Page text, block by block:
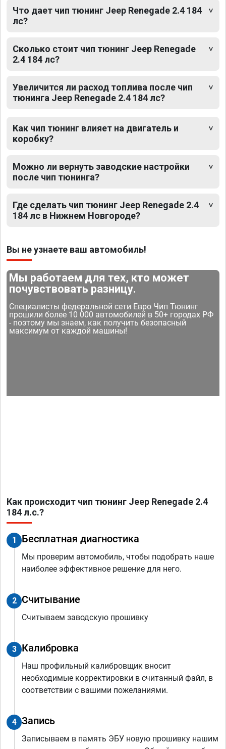
Что дает чип тюнинг Jeep Renegade 2.4 184
лс?
Сколько стоит чип тюнинг Jeep Renegade
2.4 184 лс?
Увеличится ли расход топлива после чип
тюнинга Jeep Renegade 2.4 184 лс?
Как чип тюнинг влияет на двигатель и
коробку?
Можно ли вернуть заводские настройки
после чип тюнинга?
Где сделать чип тюнинг Jeep Renegade 2.4
184 лс в Нижнем Новгороде?
Вы не узнаете ваш автомобиль!
Мы работаем для тех, кто может
почувствовать разницу.
Специалисты федеральной сети Евро Чип Тюнинг
прошили более 10 000 автомобилей в 50+ городах РФ
- поэтому мы знаем, как получить безопасный
максимум от каждой машины!
Как происходит чип тюнинг Jeep Renegade 2.4
184 л.с.?
1 Бесплатная диагностика
Мы проверим автомобиль, чтобы подобрать наше
наиболее эффективное решение для него.
2 Считывание
Считываем заводскую прошивку
3 Калибровка
Наш профильный калибровщик вносит
необходимые корректировки в считанный файл, в
соответствии с вашими пожеланиями.
4 Запись
Записываем в память ЭБУ новую прошивку нашим